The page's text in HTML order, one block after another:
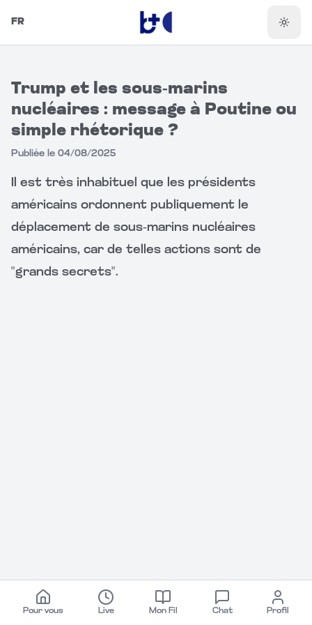
FR
Trump et les sous-marins
nucléaires : message à Poutine ou
simple rhétorique ?
Publiée le 04/08/2025
Il est très inhabituel que les présidents
américains ordonnent publiquement le
déplacement de sous-marins nucléaires
américains, car de telles actions sont de
"grands secrets".
Pour vous Live Mon Fil Chat Profil